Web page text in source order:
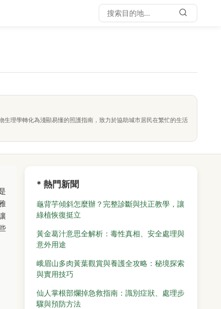
理學轉化為淺顯易懂的照護指南，致力於協助城市居民在繁忙的生活
* 熱門新聞
龜背芋傾斜怎麼辦？完整診斷與扶正教學，讓
綠植恢復挺立
黃金葛汁意思全解析：毒性真相、安全處理與
意外用途
峨眉山多肉黃葉觀賞與養護全攻略：秘境探索
與實用技巧
仙人掌根部爛掉急救指南：識別症狀、處理步
驟與預防方法